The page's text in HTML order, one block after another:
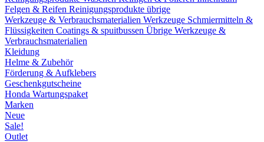
Felgen & Reifen Reinigungsprodukte übrige
Werkzeuge & Verbrauchsmaterialien Werkzeuge Schmiermitteln &
Flüssigkeiten Coatings & spuitbussen Übrige Werkzeuge &
Verbrauchsmaterialien
Kleidung
Helme & Zubehör
Förderung & Aufklebers
Geschenkgutscheine
Honda Wartungspaket
Marken
Neue
Sale!
Outlet